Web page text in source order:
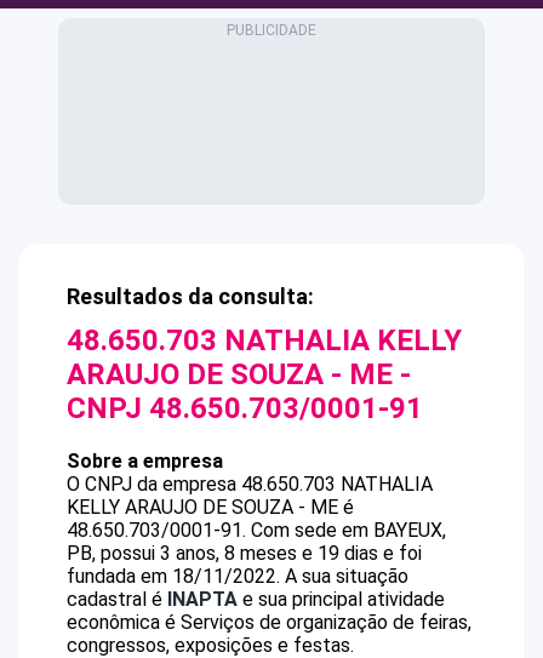
Resultados da consulta:
48.650.703 NATHALIA KELLY
ARAUJO DE SOUZA - ME -
CNPJ 48.650.703/0001-91
Sobre a empresa
O CNPJ da empresa 48.650.703 NATHALIA
KELLY ARAUJO DE SOUZA - ME é
48.650.703/0001-91. Com sede em BAYEUX,
PB, possui 3 anos, 8 meses e 19 dias e foi
fundada em 18/11/2022. A sua situação
cadastral é INAPTA e sua principal atividade
econômica é Serviços de organização de feiras,
congressos, exposições e festas.